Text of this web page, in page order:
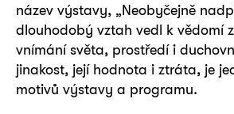
název výstavy, „Neobyčejně
dlouhodobý vztah vedl k vědomí
vnímání světa, prostředí i
jinakost, její hodnota i ztráta, je
motivů výstavy a programu.